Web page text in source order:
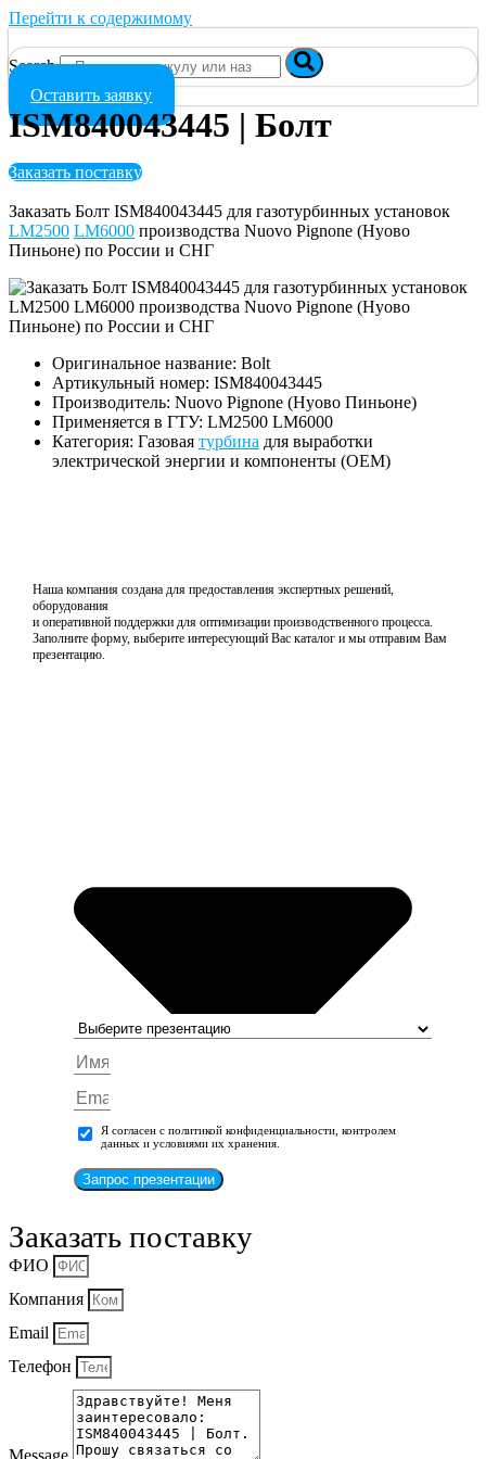
Перейти к содержимому
Search
Оставить заявку
ISM840043445 | Болт
Заказать поставку
Заказать Болт ISM840043445 для газотурбинных установок
LM2500 LM6000 производства Nuovo Pignone (Нуово
Пиньоне) по России и СНГ
Оригинальное название: Bolt
Артикульный номер: ISM840043445
Производитель: Nuovo Pignone (Нуово Пиньоне)
Применяется в ГТУ: LM2500 LM6000
Категория: Газовая турбина для выработки
электрической энергии и компоненты (OEM)
Наша компания создана для предоставления экспертных решений,
оборудования
и оперативной поддержки для оптимизации производственного процесса.
Заполните форму, выберите интересующий Вас каталог и мы отправим Вам
презентацию.
Я согласен с политикой конфиденциальности, контролем
данных и условиями их хранения.
Запрос презентации
Заказать поставку
ФИО
Компания
Email
Телефон
Message